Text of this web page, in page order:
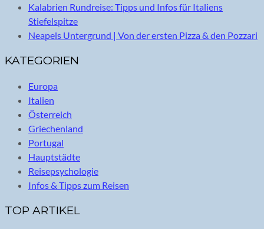
Kalabrien Rundreise: Tipps und Infos für Italiens
Stiefelspitze
Neapels Untergrund | Von der ersten Pizza & den Pozzari
KATEGORIEN
Europa
Italien
Österreich
Griechenland
Portugal
Hauptstädte
Reisepsychologie
Infos & Tipps zum Reisen
TOP ARTIKEL